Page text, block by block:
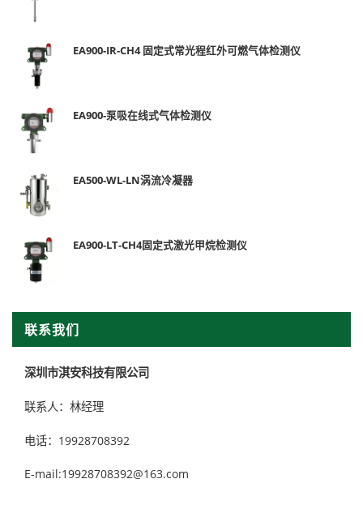
EA900-IR-CH4 固定式常光程红外可燃气体检测仪
EA900-泵吸在线式气体检测仪
EA500-WL-LN涡流冷凝器
EA900-LT-CH4固定式激光甲烷检测仪
联系我们
深圳市淇安科技有限公司
联系人：林经理
电话：19928708392
E-mail:19928708392@163.com